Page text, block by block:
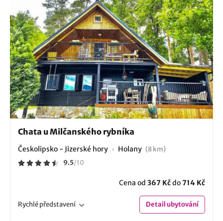
Chata u Milčanského rybníka
Českolipsko - Jizerské hory Holany (8 km)
9.5/10
Cena od 367 Kčdo714 Kč
Rychlépředstavení Detailubytování